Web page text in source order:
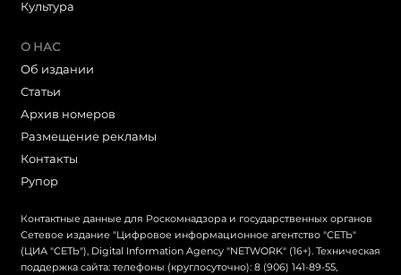
Культура
О НАС
Об издании
Статьи
Архив номеров
Размещение рекламы
Контакты
Рупор
Контактные данные для Роскомнадзора и государственных органов
Сетевое издание "Цифровое информационное агентство "СЕТЬ"
(ЦИА "СЕТЬ"), Digital Information Agency "NETWORK" (16+). Техническая
поддержка сайта: телефоны (круглосуточно): 8 (906) 141-89-55,